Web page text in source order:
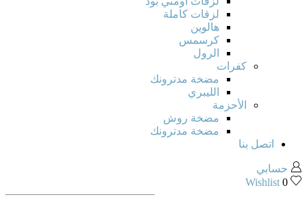
لزقات كاملة
هالوين
كرسمس
الرول
كفرات
مضخة مدترونك
الليبري
الأحزمة
مضخة روش
مضخة مدترونك
اتصل بنا
حسابي
Wishlist 0